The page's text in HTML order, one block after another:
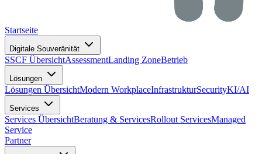
Startseite
Digitale Souveränität
SSCF ÜbersichtAssessmentLanding ZoneBetrieb
Lösungen
Lösungen ÜbersichtModern WorkplaceInfrastrukturSecurityKI/AI
Services
Services ÜbersichtBeratung & ServicesRollout ServicesManaged
Service
Partner